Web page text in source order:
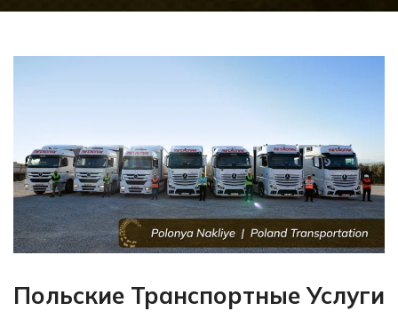
Польские Транспортные Услуги